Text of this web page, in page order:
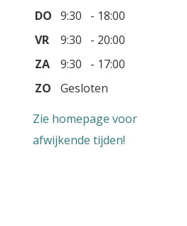
DO 9:30 - 18:00
VR
9:30 - 20:00
ZA
9:30 - 17:00
ZO
Gesloten
Zie homepage voor
afwijkende tijden!